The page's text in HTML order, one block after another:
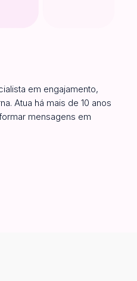
em engajamento,
Atua há mais de 10 anos
mensagens em